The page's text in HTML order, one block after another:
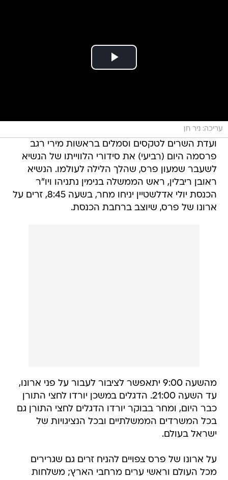
עריכה: ניר חן
ועדת השרים לטקסים וסמלים בראשות מירי רגב
פרסמה היום (רביעי) את סידורי הלווייתו של הנשיא
לשעבר שמעון פרס, שהלך הלילה לעולמו. הנשיא
ראובן ריבלין, ראש הממשלה בנימין נתניהו ויו"ר
הכנסת יולי אדלשטיין יניחו מחר, בשעה 8:45, זרים על
ארונו של פרס, שיוצב ברחבת הכנסת.
מהשעה 9:00 יתאפשר לציבור לעבור על פני ארונו,
עד השעה 21:00. הדגלים במשכן יורדו לחצי התורן
כבר היום, ומחר בבוקר יורדו הדגלים לחצי התורן גם
בכל המשרדים הממשלתיים ובכל הנציגויות של
ישראל בעולם.
על ארונו של פרס צפויים להניח זרים גם שגרירים
מכל העולם וראשי ערים מרחבי הארץ; משלחות